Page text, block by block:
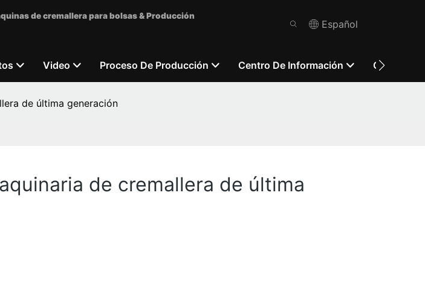
de cremallera para bolsas & Producción
Español
Video Proceso De Producción Centro De Información
de última generación
de cremallera de última